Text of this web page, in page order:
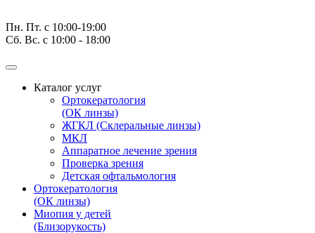
Пн. Пт. с 10:00-19:00
Сб. Вс. с 10:00 - 18:00
Каталог услуг
Ортокератология
(ОК линзы)
ЖГКЛ (Склеральные линзы)
МКЛ
Аппаратное лечение зрения
Проверка зрения
Детская офтальмология
Ортокератология
(ОК линзы)
Миопия у детей
(Близорукость)